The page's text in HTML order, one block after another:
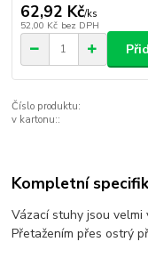
62,92 Kč/ks
52,00 Kč bez DPH
Číslo produktu:
v kartonu::
Kompletní
Vázací stuhy jsou velmi
Přetažením přes ostrý